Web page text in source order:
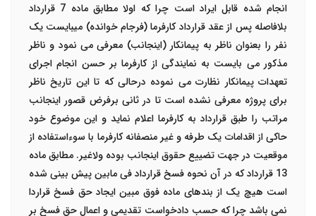
انجام شده قابل ایراد است چرا که اولا مطابق ماده 7 قرارداد
بلافاصله پس از عقد قرارداد کارفرما (فرجام خوانده) میبایست یک
نفر را بعنوان ناظر به پیمانکار (اینجانب) معرفی می نمود و ناظر
مذکور می بایست به نمایندگی از کارفرما بر حسن انجام اجرای
تعهدات پیمانکار نظارت می نموده درحالی که تا این تاریخ ناظر
برای پروژه معرفی نشده است تا در ثانی برفرض قصور اینجانب
مراتب را طبق قرارداد به کارفرما اعلام نماید و این موضوع خود
حاکی از اقدامات یک طرفه و غیر منصفانه کارفرما با سوءاستفاده از
موقعیت در جهت تضییع حقوق اینجانب بوده ولاغیر. مطابق ماده
13 قرارداد که در آن نحوه فسخ قرارداد فی مابین پیش بینی شده
است هیچ یک از بندهای ماده فوق مبین ایجاد حق فسخ قراردا
نمی باشد چرا که حسب دادخواست تقدیمی و اعمال حق فسخ بر